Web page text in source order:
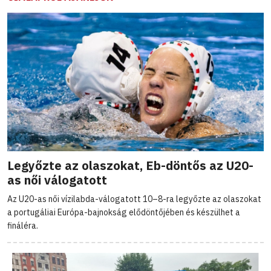
Legyőzte az olaszokat, Eb-döntős az U20-
as női válogatott
Az U20-as női vízilabda-válogatott 10–8-ra legyőzte az olaszokat
a portugáliai Európa-bajnokság elődöntőjében és készülhet a
fináléra.